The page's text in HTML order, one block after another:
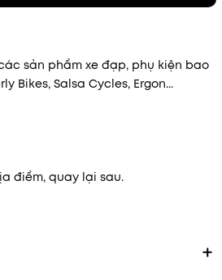
sản phẩm xe đạp, phụ kiện bao
Bikes, Salsa Cycles, Ergon...
điểm, quay lại sau.